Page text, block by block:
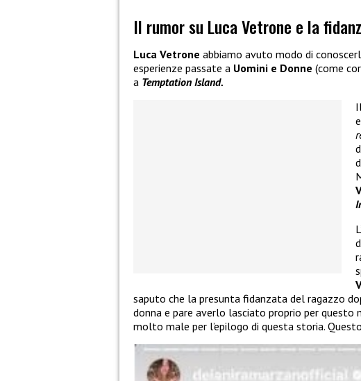
Il rumor su Luca Vetrone e la
Luca Vetrone abbiamo avuto modo di
esperienze passate a Uomini e Donne (come
a Temptation Island.
saputo che la presunta fidanzata del ragazzo
donna e pare averlo lasciato proprio per questo
molto male per l’epilogo di questa storia.